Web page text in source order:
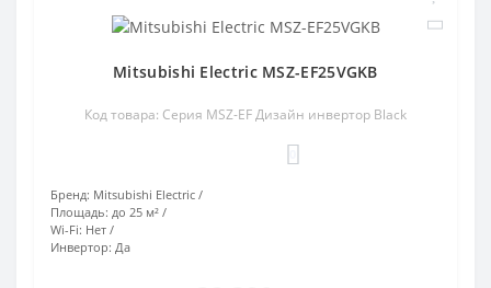
Mitsubishi Electric MSZ-EF25VGKB
Код товара: Серия MSZ-EF Дизайн инвертор Black
Бренд: Mitsubishi Electric
Площадь: до 25 м²
Wi-Fi: Нет
Инвертор: Да